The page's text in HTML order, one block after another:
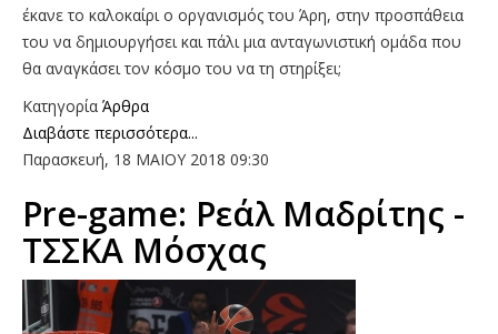
έκανε το καλοκαίρι ο οργανισμός του Άρη, στην προσπάθεια
του να δημιουργήσει και πάλι μια ανταγωνιστική ομάδα που
θα αναγκάσει τον κόσμο του να τη στηρίξει;
Κατηγορία Άρθρα
Διαβάστε περισσότερα...
Παρασκευή, 18 ΜΑΙΟΥ 2018 09:30
Pre-game: Ρεάλ Μαδρίτης -
ΤΣΣΚΑ Μόσχας